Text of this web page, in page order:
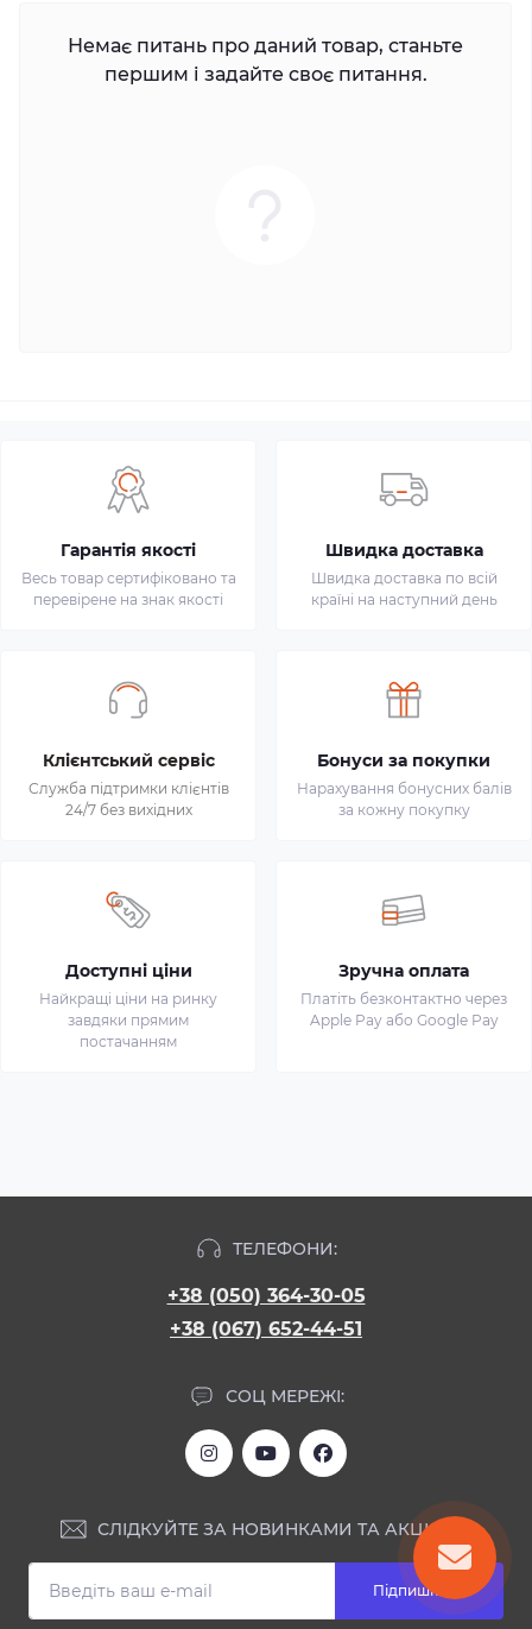
Немає питань про даний товар, станьте
першим і задайте своє питання.
Гарантія якості
Весь товар сертифіковано та
перевірене на знак якості
Швидка доставка
Швидка доставка по всій
країні на наступний день
Клієнтський сервіс
Служба підтримки клієнтів
24/7 без вихідних
Бонуси за покупки
Нарахування бонусних балів
за кожну покупку
Доступні ціни
Найкращі ціни на ринку
завдяки прямим
постачанням
Зручна оплата
Платіть безконтактно через
Apple Pay або Google Pay
ТЕЛЕФОНИ:
+38 (050) 364-30-05
+38 (067) 652-44-51
СОЦ МЕРЕЖІ:
СЛІДКУЙТЕ ЗА НОВИНКАМИ ТА АКЦІЯМИ:
Підпишіться